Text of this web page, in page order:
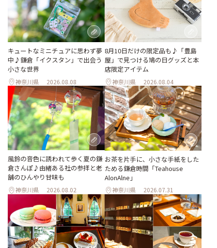
キュートなミニチュアに思わず夢
中♪鎌倉「イクスタン」で出会う
小さな世界
神奈川県 2026.08.08
8月10日だけの限定品も♪「豊島
屋」で見つける鳩の日グッズと本
店限定アイテム
神奈川県 2026.08.04
風鈴の音色に誘われて歩く夏の鎌
倉さんぽ♪由緒ある社の参拝と老
舗のひんやり甘味も
神奈川県 2026.08.02
お茶を片手に、小さな手紙をした
ためる鎌倉時間「Teahouse
AlonAlne」
神奈川県 2026.07.31